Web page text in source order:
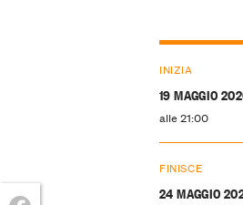
INIZIA
19 MAGGIO
alle 21:00
FINISCE
24 MAGGIO